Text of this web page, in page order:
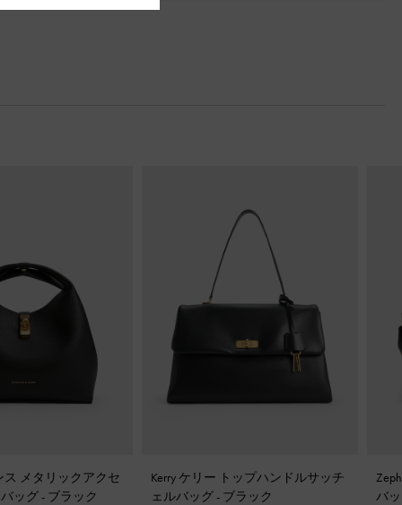
ス メタリックアクセ
ッグ - ブラック
Kerry ケリー トップハンドルサッチ
ェルバッグ - ブラック
バ